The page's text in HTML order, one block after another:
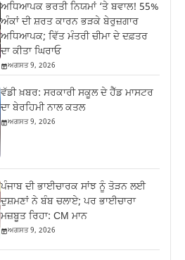
ਅਧਿਆਪਕ ਭਰਤੀ ਨਿਯਮਾਂ ‘ਤੇ ਬਵਾਲ! 55%
ਅੰਕਾਂ ਦੀ ਸ਼ਰਤ ਕਾਰਨ ਭੜਕੇ ਬੇਰੁਜ਼ਗਾਰ
ਅਧਿਆਪਕ; ਵਿੱਤ ਮੰਤਰੀ ਚੀਮਾ ਦੇ ਦਫ਼ਤਰ
ਦਾ ਕੀਤਾ ਘਿਰਾਓ
ਅਗਸਤ 9, 2026
ਵੱਡੀ ਖ਼ਬਰ: ਸਰਕਾਰੀ ਸਕੂਲ ਦੇ ਹੈੱਡ ਮਾਸਟਰ
ਦਾ ਬੇਰਹਿਮੀ ਨਾਲ ਕਤਲ
ਅਗਸਤ 9, 2026
ਪੰਜਾਬ ਦੀ ਭਾਈਚਾਰਕ ਸਾਂਝ ਨੂੰ ਤੋੜਨ ਲਈ
ਦੁਸ਼ਮਣਾਂ ਨੇ ਬੰਬ ਚਲਾਏ; ਪਰ ਭਾਈਚਾਰਾ
ਮਜ਼ਬੂਤ ਰਿਹਾ: CM ਮਾਨ
ਅਗਸਤ 9, 2026